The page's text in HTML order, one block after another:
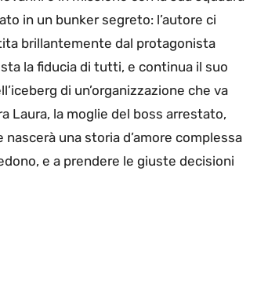
in un bunker segreto: l’autore ci
brillantemente dal protagonista
la fiducia di tutti, e continua il suo
di un’organizzazione che va
Laura, la moglie del boss arrestato,
una storia d’amore complessa
e a prendere le giuste decisioni